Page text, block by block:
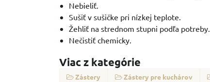
Nebieliť.
Sušiť v sušičke pri nízkej teplote.
Žehliť na strednom stupni podľa potreby.
Nečistiť chemicky.
Viac z kategórie
Zástery Zástery pre kuchárov